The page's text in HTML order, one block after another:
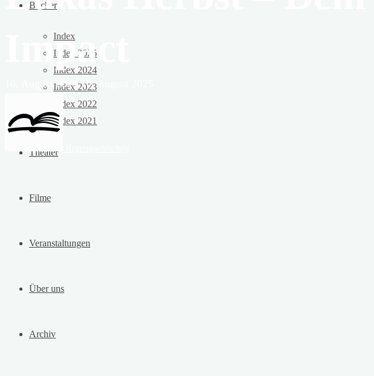
Bücher
Index
Index 2025
Index 2024
Index 2023
Index 2022
Index 2021
Theater
Filme
Veranstaltungen
Über uns
Archiv
Impact
10. August 202510. August 2025